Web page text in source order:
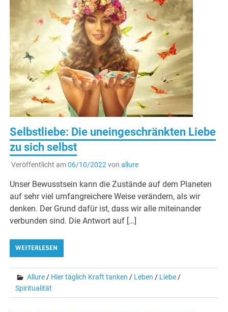
Selbstliebe: Die uneingeschränkten Liebe
zu sich selbst
Veröffentlicht am06/10/2022von allure
Unser Bewusstsein kann die Zustände auf dem Planeten
auf sehr viel umfangreichere Weise verändern, als wir
denken. Der Grund dafür ist, dass wir alle miteinander
verbunden sind. Die Antwort auf […]
WEITERLESEN
Allure/ Hier täglich Kraft tanken / Leben / Liebe/
Spiritualität